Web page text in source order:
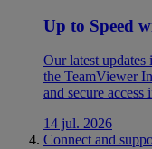
Up to Speed
Our latest
the TeamViewer
and secure access
14 jul. 2026
Connect and